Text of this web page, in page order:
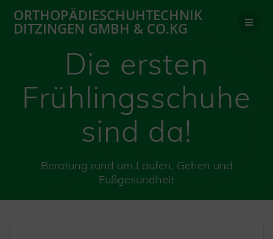
Inhalt
springen
ORTHOPÄDIESCHUHTECHNIK
DITZINGEN GMBH & CO.KG
Die ersten
Frühlingsschuhe
sind da!
Beratung rund um Laufen, Gehen und
Fußgesundheit